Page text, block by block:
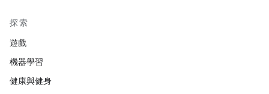
探索
遊戲
機器學習
健康與健身